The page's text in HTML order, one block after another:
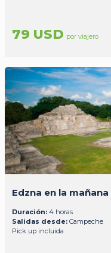
79 USD por viajero
Edzna en la mañana
Duración: 4 horas
Salidas desde: Campeche
Pick up incluida